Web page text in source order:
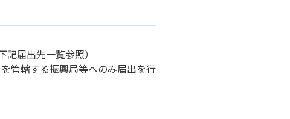
届出先一覧参照）
管轄する振興局等へのみ届出を行